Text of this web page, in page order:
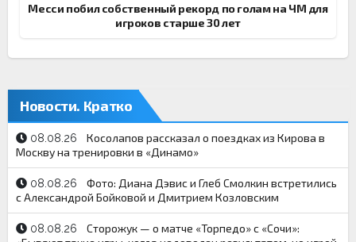
Месси побил собственный рекорд по голам на ЧМ для
игроков старше 30 лет
Новости. Кратко
08.08.26
Косолапов рассказал о поездках из Кирова в
Москву на тренировки в «Динамо»
08.08.26
Фото: Диана Дэвис и Глеб Смолкин встретились
с Александрой Бойковой и Дмитрием Козловским
08.08.26
Сторожук — о матче «Торпедо» с «Сочи»: